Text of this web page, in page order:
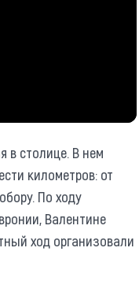
в столице. В нем
километров: от
По ходу
Валентине
ход организовали